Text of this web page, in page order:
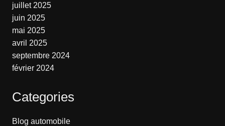
juillet 2025
juin 2025
mai 2025
avril 2025
septembre 2024
février 2024
Categories
Blog automobile